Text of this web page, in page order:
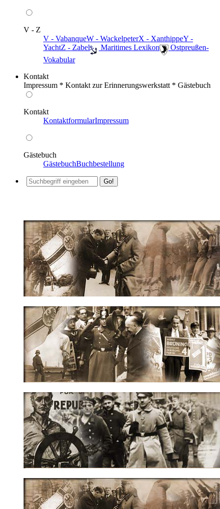
V - Z
V - VabanqueW - WackelpeterX - XanthippeY -
YachtZ - Zabel ️ Maritimes Lexikon
️ Ostpreußen-
Vokabular
Kontakt
Impressum * Kontakt zur Erinnerungswerkstatt * Gästebuch
Kontakt
KontaktformularImpressum
Gästebuch
GästebuchBuchbestellung